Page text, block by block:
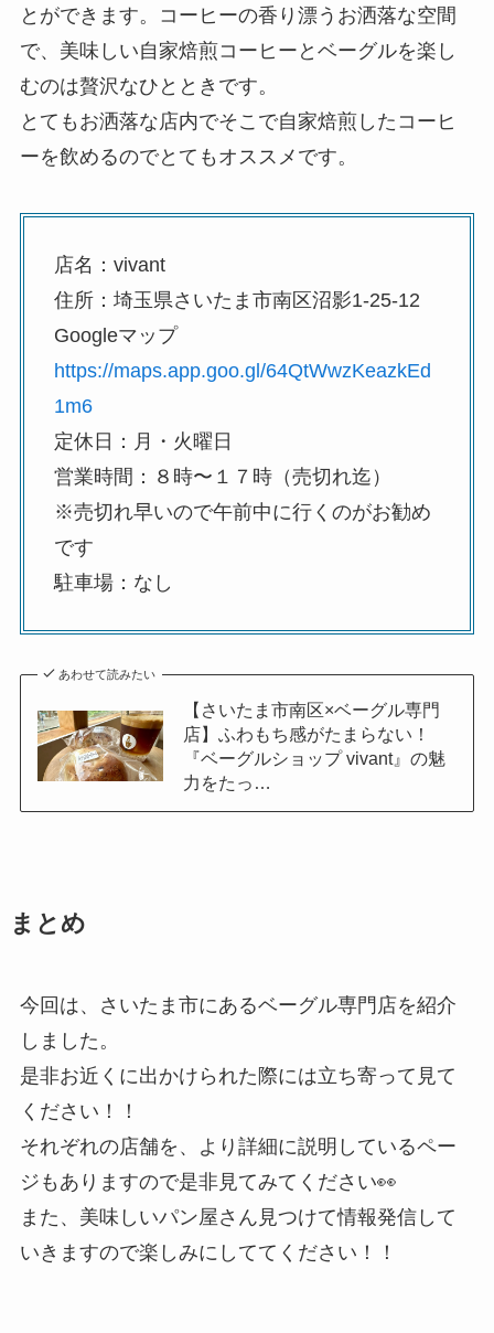
とができます。コーヒーの香り漂うお洒落な空間
で、美味しい自家焙煎コーヒーとベーグルを楽し
むのは贅沢なひとときです。
とてもお洒落な店内でそこで自家焙煎したコーヒ
ーを飲めるのでとてもオススメです。
店名：vivant
住所：埼玉県さいたま市南区沼影1-25-12
Googleマップ
https://maps.app.goo.gl/64QtWwzKeazkEd
1m6
定休日：月・火曜日
営業時間：８時〜１７時（売切れ迄）
※売切れ早いので午前中に行くのがお勧め
です
駐車場：なし
あわせて読みたい
【さいたま市南区×ベーグル専門
店】ふわもち感がたまらない！
『ベーグルショップ vivant』の魅
力をたっ…
まとめ
今回は、さいたま市にあるベーグル専門店を紹介
しました。
是非お近くに出かけられた際には立ち寄って見て
ください！！
それぞれの店舗を、より詳細に説明しているペー
ジもありますので是非見てみてください👀
また、美味しいパン屋さん見つけて情報発信して
いきますので楽しみにしててください！！